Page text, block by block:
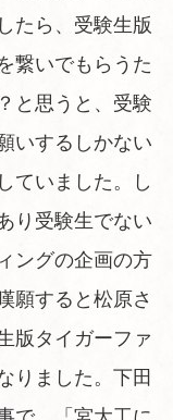
たら、受験生版
繋いでもらうた
と思うと、受験
いするしかない
ていました。し
り受験生でない
ングの企画の方
願すると松原さ
版タイガーファ
りました。下田